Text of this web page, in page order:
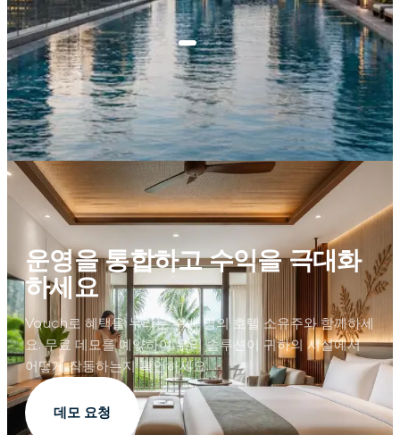
운영을 통합하고 수익을 극대화
하세요
Vouch로 혜택을 누리는 수백 명의 호텔 소유주와 함께하세
요. 무료 데모를 예약하여 우리 솔루션이 귀하의 시설에서
어떻게 작동하는지 확인하세요.
데모 요청